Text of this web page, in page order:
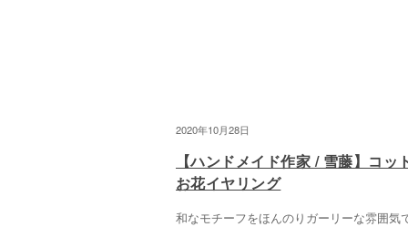
2020年10月28日
【ハンドメイド作家 / 雪藤】コッ
お花イヤリング
和なモチーフをほんのりガーリーな雰囲気